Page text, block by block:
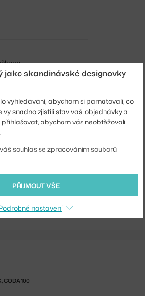
D126-AA51-01UF
na
Stolička AAC 26 Chromed Steel,
CODA 100
jako skandinávské designovky
vyhledávání, abychom si pamatovali, co
vy snadno zjistili stav vaší objednávky a
abychom vás neobtěžovali
souhlas se zpracováním souborů
PŘIJMOUT VŠE
nastavení